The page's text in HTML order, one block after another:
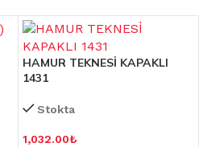
HAMUR TEKNESİ KAPAKLI
1431
Stokta
1,032.00₺